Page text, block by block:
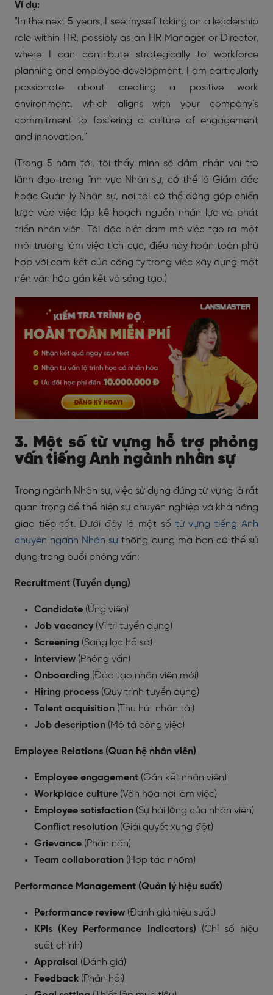
Ví dụ:
"In the next 5 years, I see myself taking on a leadership
role within HR, possibly as an HR Manager or Director,
where I can contribute strategically to workforce
planning and employee development. I am particularly
passionate about creating a positive work
environment, which aligns with your company’s
commitment to fostering a culture of engagement
and innovation."
(Trong 5 năm tới, tôi thấy mình sẽ đảm nhận vai trò
lãnh đạo trong lĩnh vực Nhân sự, có thể là Giám đốc
hoặc Quản lý Nhân sự, nơi tôi có thể đóng góp chiến
lược vào việc lập kế hoạch nguồn nhân lực và phát
triển nhân viên. Tôi đặc biệt đam mê việc tạo ra một
môi trường làm việc tích cực, điều này hoàn toàn phù
hợp với cam kết của công ty trong việc xây dựng một
nền văn hóa gắn kết và sáng tạo.)
3. Một số từ vựng hỗ trợ phỏng
vấn tiếng Anh ngành nhân sự
Trong ngành Nhân sự, việc sử dụng đúng từ vựng là rất
quan trọng để thể hiện sự chuyên nghiệp và khả năng
giao tiếp tốt. Dưới đây là một số từ vựng tiếng Anh
chuyên ngành Nhân sự thông dụng mà bạn có thể sử
dụng trong buổi phỏng vấn:
Recruitment (Tuyển dụng)
Candidate (Ứng viên)
Job vacancy (Vị trí tuyển dụng)
Screening (Sàng lọc hồ sơ)
Interview (Phỏng vấn)
Onboarding (Đào tạo nhân viên mới)
Hiring process (Quy trình tuyển dụng)
Talent acquisition (Thu hút nhân tài)
Job description (Mô tả công việc)
Employee Relations (Quan hệ nhân viên)
Employee engagement (Gắn kết nhân viên)
Workplace culture (Văn hóa nơi làm việc)
Employee satisfaction (Sự hài lòng của nhân viên)
Conflict resolution (Giải quyết xung đột)
Grievance (Phàn nàn)
Team collaboration (Hợp tác nhóm)
Performance Management (Quản lý hiệu suất)
Performance review (Đánh giá hiệu suất)
KPIs (Key Performance Indicators) (Chỉ số hiệu
suất chính)
Appraisal (Đánh giá)
Feedback (Phản hồi)